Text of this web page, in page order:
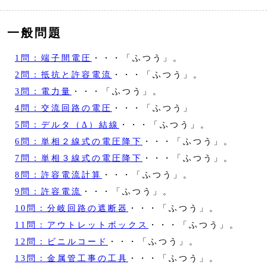
一般問題
1問：端子間電圧 ・・・「ふつう」。
2問：抵抗と許容電流 ・・・「ふつう」。
3問：電力量 ・・・「ふつう」。
4問：交流回路の電圧 ・・・「ふつう」
5問：デルタ（Δ）結線
・・・「ふつう」。
6問：単相２線式の電圧降下 ・・・「ふつう」。
7問：単相３線式の電圧降下 ・・・「ふつう」。
8問：許容電流計算 ・・・「ふつう」。
9問：許容電流 ・・・「ふつう」。
10問：分岐回路の遮断器
・・・「ふつう」。
11問：アウトレットボックス
・・・「ふつう」。
12問：ビニルコード
・・・「ふつう」。
13問：金属管工事の工具 ・・・「ふつう」。